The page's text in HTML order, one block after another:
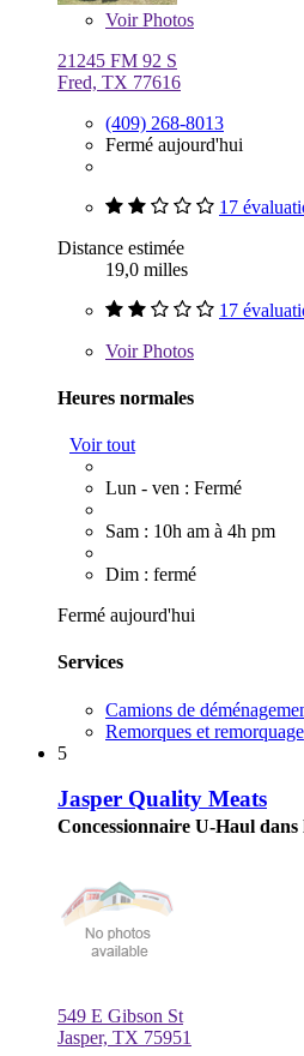
VoirPhotos
21245 FM 92 S
Fred, TX 77616
(409) 268-8013
Fermé aujourd'hui
17
Distance estimée
19,0 milles
17
VoirPhotos
Heures normales
Voir tout
Lun - ven : Fermé
Sam : 10h am à 4h pm
Dim : fermé
Fermé aujourd'hui
Services
Camions de
Remorques et remorquage
5
Jasper Quality Meats
Concessionnaire U-Haul dans
549 E Gibson St
Jasper, TX 75951